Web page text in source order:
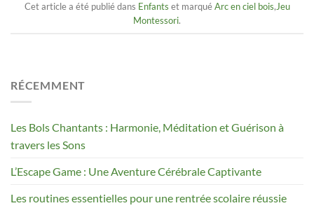
Cet article a été publié dans Enfants et marquéArc en ciel bois,Jeu
Montessori.
RÉCEMMENT
Les Bols Chantants : Harmonie, Méditation et Guérison à
travers les Sons
L’Escape Game : Une Aventure Cérébrale Captivante
Les routines essentielles pour une rentrée scolaire réussie